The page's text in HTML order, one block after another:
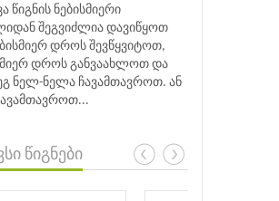
წიგნის ნებისმიერი
შეგვიძლია დავიწყოთ
დროს შევწყვიტოთ,
დროს განვაახლოთ და
ნელ-ნელა ჩავამთავროთ. ან
წიგნები